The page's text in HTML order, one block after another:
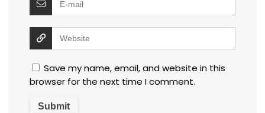
Save my name, email, and website in this
browser for the next time I comment.